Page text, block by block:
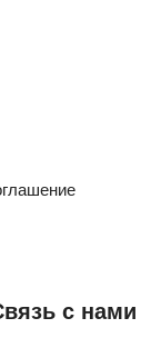
с нами